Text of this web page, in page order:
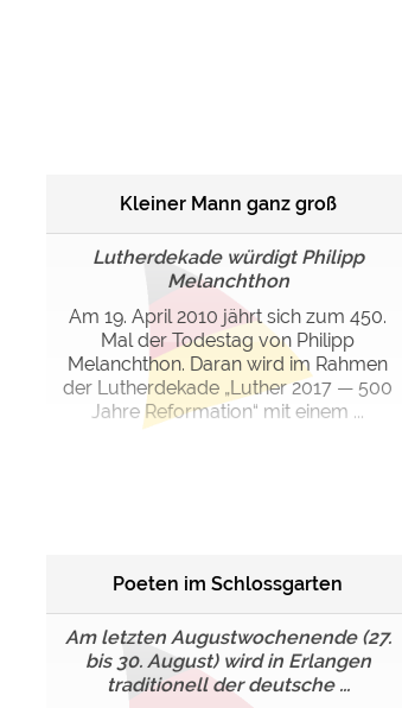
Kleiner Mann ganz groß
Lutherdekade würdigt Philipp
Melanchthon
Am 19. April 2010 jährt sich zum 450.
Mal der Todestag von Philipp
Melanchthon. Daran wird im Rahmen
der Lutherdekade „Luther 2017 — 500
Jahre Reformation“ mit einem ...
Poeten im Schlossgarten
Am letzten Augustwochenende (27.
bis 30. August) wird in Erlangen
traditionell der deutsche ...